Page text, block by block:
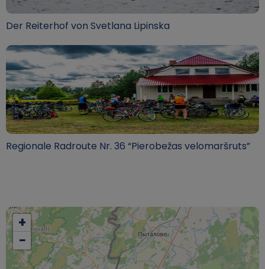
Der Reiterhof von Svetlana Lipinska
Regionale Radroute Nr. 36 “Pierobežas velomaršruts”
+
−